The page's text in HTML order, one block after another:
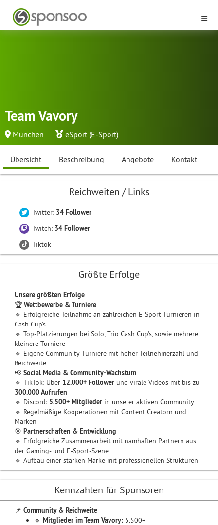
Team Vavory
München eSport (E-Sport)
Übersicht Beschreibung Angebote Kontakt
Reichweiten / Links
Twitter: 34 Follower
Twitch: 34 Follower
Tiktok
Größte Erfolge
Unsere größten Erfolge
🏆 Wettbewerbe & Turniere
🔹 Erfolgreiche Teilnahme an zahlreichen E-Sport-Turnieren in
Cash Cup's
🔹 Top-Platzierungen bei Solo, Trio Cash Cup's, sowie mehrere
kleinere Turniere
🔹 Eigene Community-Turniere mit hoher Teilnehmerzahl und
Reichweite
📢 Social Media & Community-Wachstum
🔹 TikTok: Über 12.000+ Follower und virale Videos mit bis zu
300.000 Aufrufen
🔹 Discord: 5.500+ Mitglieder in unserer aktiven Community
🔹 Regelmäßige Kooperationen mit Content Creatorn und
Marken
🎯 Partnerschaften & Entwicklung
🔹 Erfolgreiche Zusammenarbeit mit namhaften Partnern aus
der Gaming- und E-Sport-Szene
🔹 Aufbau einer starken Marke mit professionellen Strukturen
Kennzahlen für Sponsoren
📌 Community & Reichweite
🔹 Mitglieder im Team Vavory: 5.500+